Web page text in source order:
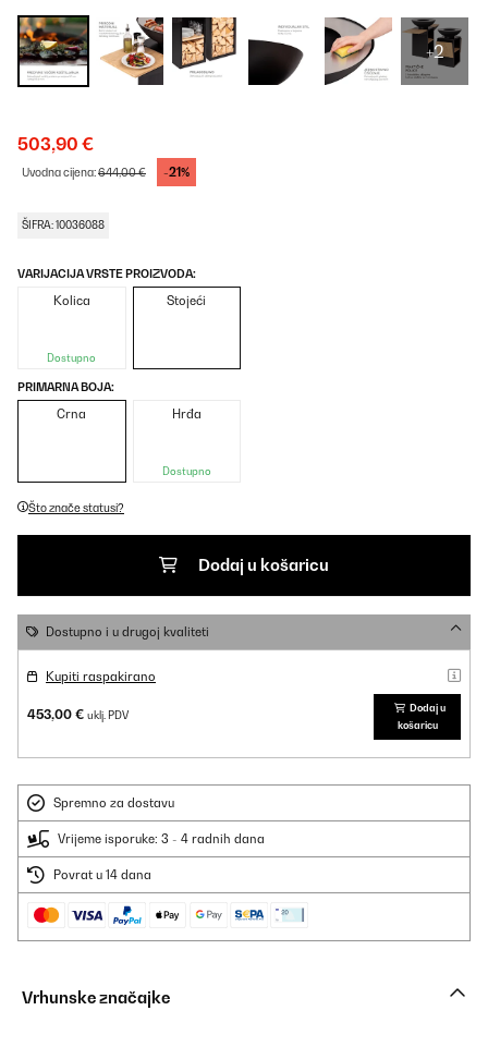
+2
503,90 €
Uvodna cijena:644,00 € -21%
ŠIFRA: 10036088
VARIJACIJA VRSTE PROIZVODA:
Kolica
Dostupno
Stojeći
PRIMARNA BOJA:
Crna Hrđa
Dostupno
Što znače statusi?
Dodaj u košaricu
Dostupno i u drugoj kvaliteti
Kupiti raspakirano
453,00 € uklj. PDV
Dodaj u
košaricu
Spremno za dostavu
Vrijeme isporuke: 3 - 4 radnih dana
Povrat u 14 dana
Vrhunske značajke